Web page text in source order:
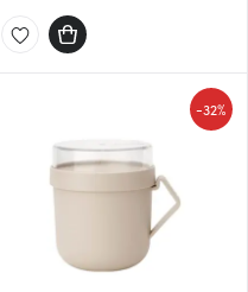
-32%